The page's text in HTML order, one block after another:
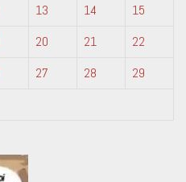
13 14
15
20 21
22
27 28
29